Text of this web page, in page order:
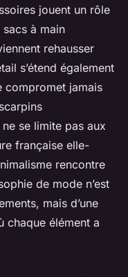
jouent un rôle
à main
rehausser
s’étend également
compromet jamais
se limite pas aux
française elle-
rencontre
de mode n’est
mais d’une
chaque élément a